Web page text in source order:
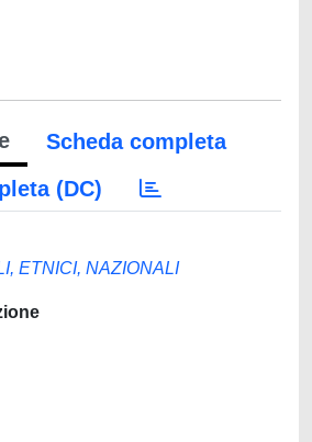
Scheda completa
(DC)
ETNICI, NAZIONALI